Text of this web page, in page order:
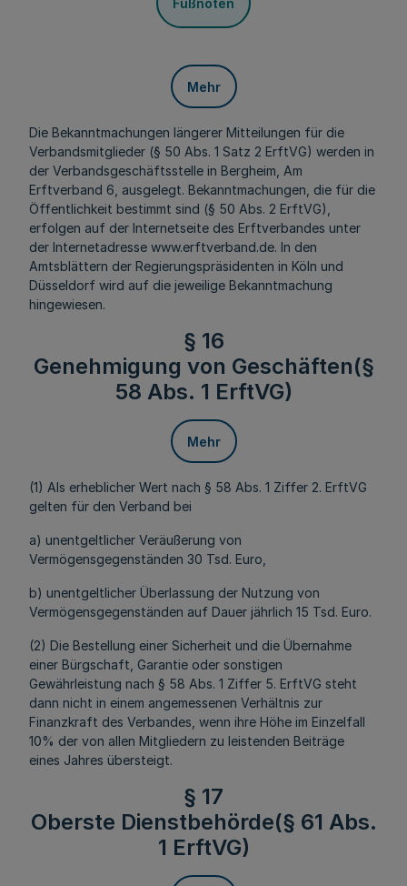
Mehr
Die Bekanntmachungen längerer Mitteilungen für die
Verbandsmitglieder (§ 50 Abs. 1 Satz 2 ErftVG) werden in
der Verbandsgeschäftsstelle in Bergheim, Am
Erftverband 6, ausgelegt. Bekanntmachungen, die für die
Öffentlichkeit bestimmt sind (§ 50 Abs. 2 ErftVG),
erfolgen auf der Internetseite des Erftverbandes unter
der Internetadresse www.erftverband.de. In den
Amtsblättern der Regierungspräsidenten in Köln und
Düsseldorf wird auf die jeweilige Bekanntmachung
hingewiesen.
§ 16
Genehmigung von Geschäften(§
58 Abs. 1 ErftVG)
Mehr
(1) Als erheblicher Wert nach § 58 Abs. 1 Ziffer 2. ErftVG
gelten für den Verband bei
a) unentgeltlicher Veräußerung von
Vermögensgegenständen 30 Tsd. Euro,
b) unentgeltlicher Überlassung der Nutzung von
Vermögensgegenständen auf Dauer jährlich 15 Tsd. Euro.
(2) Die Bestellung einer Sicherheit und die Übernahme
einer Bürgschaft, Garantie oder sonstigen
Gewährleistung nach § 58 Abs. 1 Ziffer 5. ErftVG steht
dann nicht in einem angemessenen Verhältnis zur
Finanzkraft des Verbandes, wenn ihre Höhe im Einzelfall
10% der von allen Mitgliedern zu leistenden Beiträge
eines Jahres übersteigt.
§ 17
Oberste Dienstbehörde(§ 61 Abs.
1 ErftVG)